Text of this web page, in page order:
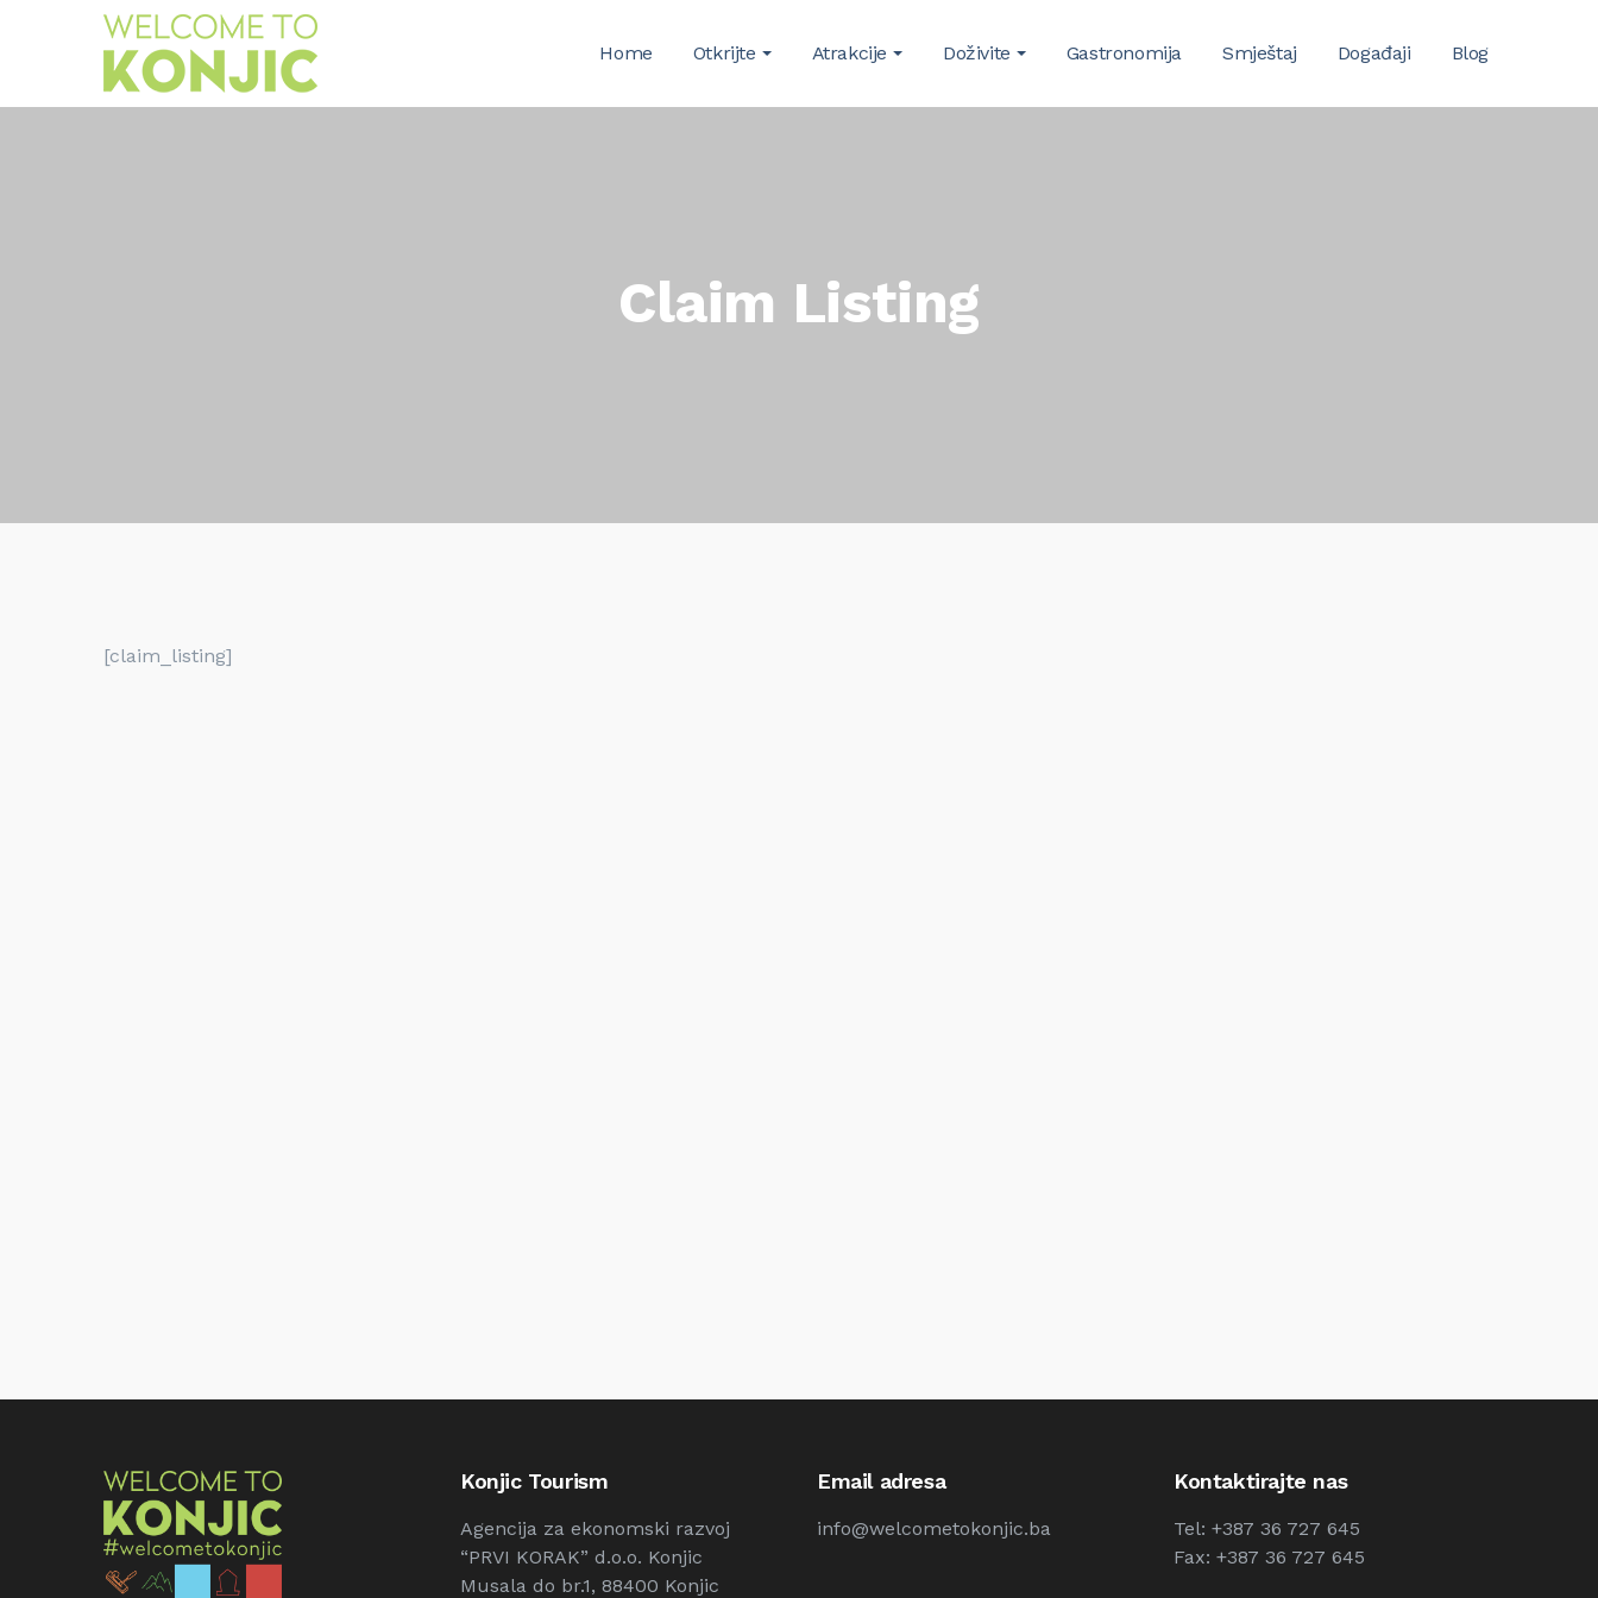
Home Otkrijte Atrakcije Doživite Gastronomija Smještaj Događaji Blog
Claim Listing
[claim_listing]
Konjic Tourism
Agencija za ekonomski razvoj
“PRVI KORAK” d.o.o. Konjic
Musala do br.1, 88400 Konjic
Email adresa
info@welcometokonjic.ba
Kontaktirajte nas
Tel: +387 36 727 645
Fax: +387 36 727 645